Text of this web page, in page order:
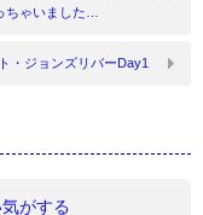
ちゃいました…
・ジョンズリバーDay1
がする